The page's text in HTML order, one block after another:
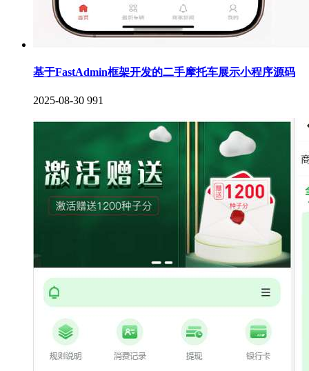
基于FastAdmin框架开发的二手摩托车展示小程序源码
2025-08-30 991